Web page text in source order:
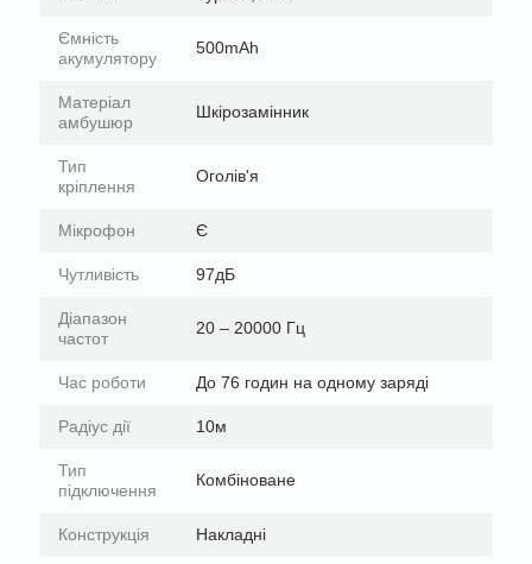
Ємність
акумулятору
500mAh
Матеріал
амбушюр
Шкірозамінник
Тип
кріплення
Оголів'я
Мікрофон Є
Чутливість 97дБ
Діапазон
частот
20 – 20000 Гц
Час роботи До 76 годин на одному заряді
Радіус дії 10м
Тип
підключення
Комбіноване
Конструкція Накладні